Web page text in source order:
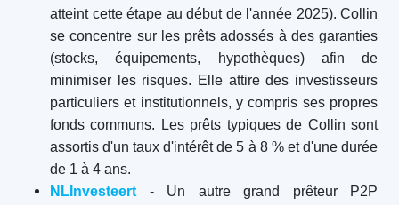
atteint cette étape au début de l'année 2025). Collin
se concentre sur les prêts adossés à des garanties
(stocks, équipements, hypothèques) afin de
minimiser les risques. Elle attire des investisseurs
particuliers et institutionnels, y compris ses propres
fonds communs. Les prêts typiques de Collin sont
assortis d'un taux d'intérêt de 5 à 8 % et d'une durée
de 1 à 4 ans.
NLInvesteert - Un autre grand prêteur P2P